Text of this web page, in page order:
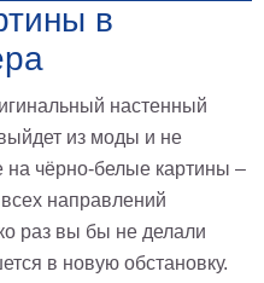
в
настенный
из моды и не
на чёрно-белые картины –
направлений
раз вы бы не делали
в новую обстановку.